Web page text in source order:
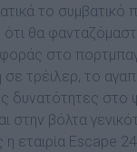
το
θα
στο
σε τρέιλερ, το
δυνατότητες στο
στην βόλτα
εταιρία Escape